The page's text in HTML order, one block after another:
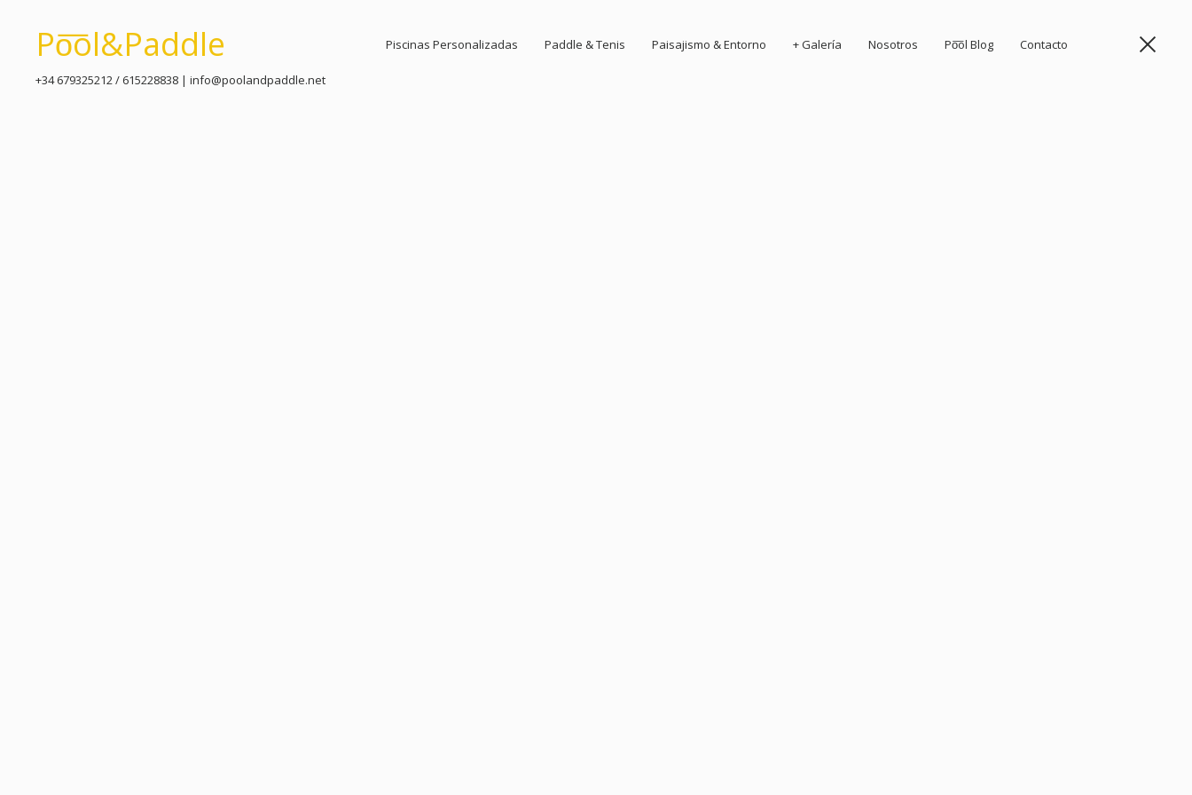
Po͞ol&Paddle Piscinas Personalizadas Paddle & Tenis Paisajismo & Entorno + Galería Nosotros Po͞ol Blog Contacto
+34 679325212 / 615228838 | info@poolandpaddle.net